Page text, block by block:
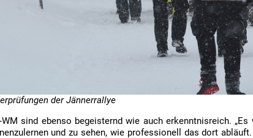
der Jännerrallye
sind ebenso begeisternd wie auch erkenntnisreich.
und zu sehen, wie professionell das dort